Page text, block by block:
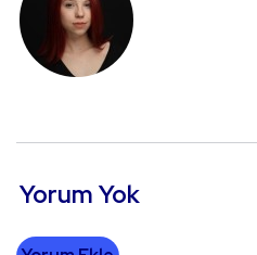
Yorum Yok